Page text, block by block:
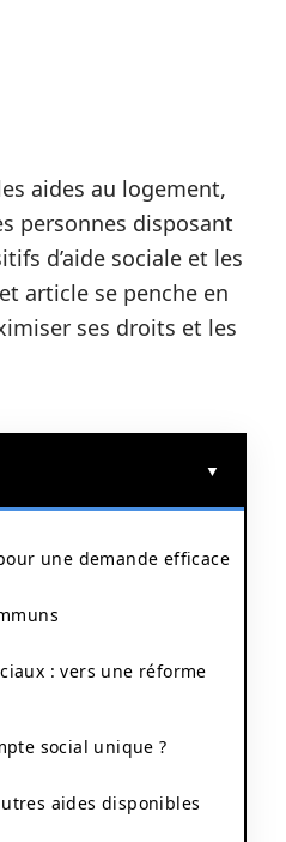
aides au logement,
personnes disposant
d’aide sociale et les
article se penche en
ses droits et les
une demande efficace
: vers une réforme
social unique ?
aides disponibles